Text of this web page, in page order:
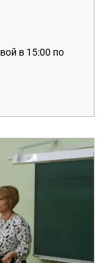
в 15:00 по